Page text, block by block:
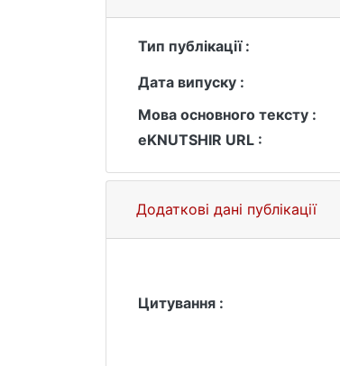
Тип публікації :
Дата випуску :
Мова основного тексту :
eKNUTSHIR URL :
Додаткові дані публікації
Цитування :